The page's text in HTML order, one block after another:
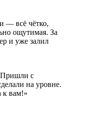
— всё чётко,
ощутимая. За
и уже залил
Пришли с
на уровне.
к вам!»